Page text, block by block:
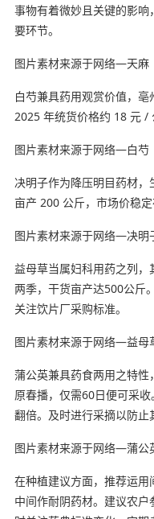
事物有着微妙且关键的影
要环节。
图片素材来源于网络—天麻
白芍兼具药用观赏价值，亳
2025 年统货价格约 18 元 /
图片素材来源于网络—白芍
决明子作为降压明目药材
亩产 200 公斤，市场价稳定
图片素材来源于网络—决明
益母草当属妇科用药之列
两季，干货亩产达500公斤
关注饮片厂采购标准。
图片素材来源于网络—益母
蒲公英兼具药食两用之特
原春播，仅需60日便可采
翻倍。及时进行采摘以防止
图片素材来源于网络—蒲公
在种植建议方面，推荐运
中间作耐阴药材。建议农